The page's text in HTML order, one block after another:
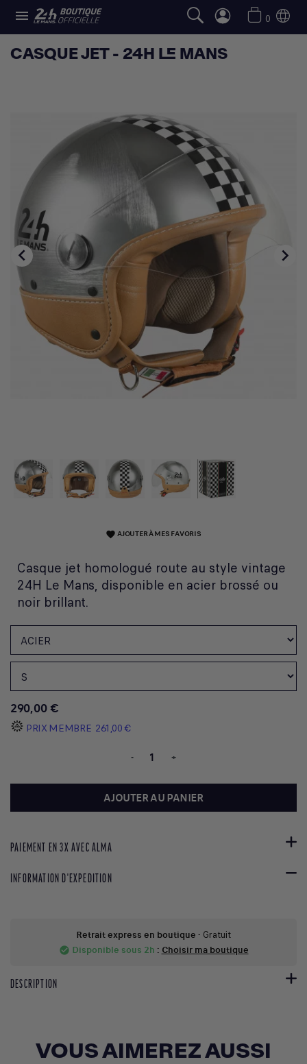
 0
CASQUE JET - 24H LE MANS
 
favorite AJOUTER À MES FAVORIS
Casque jet homologué route au style vintage
24H Le Mans, disponible en acier brossé ou
noir brillant.
290,00 €
PRIX MEMBRE 261,00 €
- +
AJOUTER AU PANIER
PAIEMENT EN 3X AVEC ALMA
INFORMATION D'EXPEDITION
Retrait express en boutique - Gratuit
check_circle Disponible sous 2h : Choisir ma boutique
DESCRIPTION
VOUS AIMEREZ AUSSI